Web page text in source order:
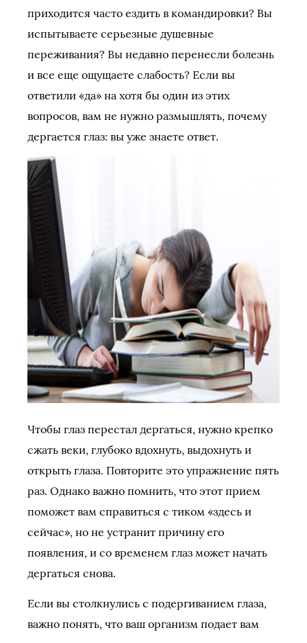
приходится часто ездить в командировки? Вы
испытываете серьезные душевные
переживания? Вы недавно перенесли болезнь
и все еще ощущаете слабость? Если вы
ответили «да» на хотя бы один из этих
вопросов, вам не нужно размышлять, почему
дергается глаз: вы уже знаете ответ.
Чтобы глаз перестал дергаться, нужно крепко
сжать веки, глубоко вдохнуть, выдохнуть и
открыть глаза. Повторите это упражнение пять
раз. Однако важно помнить, что этот прием
поможет вам справиться с тиком «здесь и
сейчас», но не устранит причину его
появления, и со временем глаз может начать
дергаться снова.
Если вы столкнулись с подергиванием глаза,
важно понять, что ваш организм подает вам